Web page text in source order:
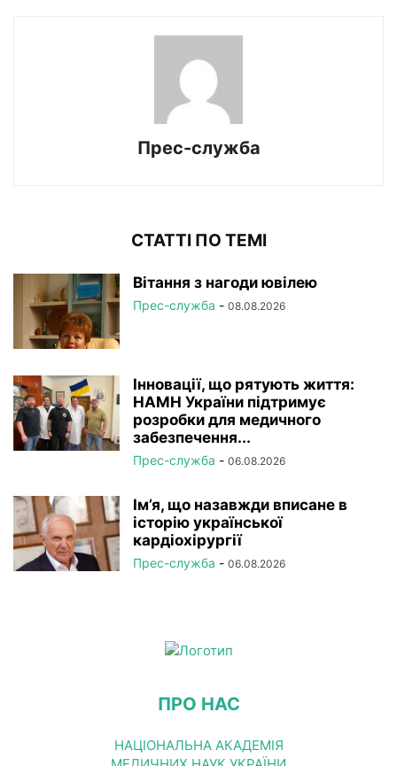
Прес-служба
СТАТТІ ПО ТЕМІ
Вітання з нагоди ювілею
Прес-служба - 08.08.2026
Інновації, що рятують життя:
НАМН України підтримує
розробки для медичного
забезпечення...
Прес-служба - 06.08.2026
Ім’я, що назавжди вписане в
історію української
кардіохірургії
Прес-служба - 06.08.2026
ПРО НАС
НАЦІОНАЛЬНА АКАДЕМІЯ